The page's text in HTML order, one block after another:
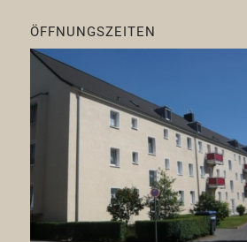
ÖFFNUNGSZEITEN